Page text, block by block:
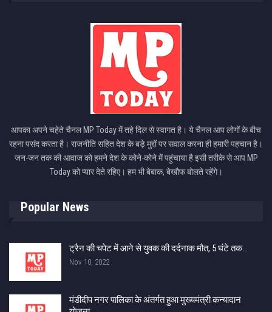
आपका अपने चहेते चैनल MP Today में तहे दिल से स्वागत है। ये चैनल आप लोगों के बीच
रहना पसंद करता है। राजनीति सहित देश के बड़े मुद्दों पर सवाल करना ही हमारी पहचान है।
जन-जन तक की आवाज को हमने देश के कोने-कोने में पहुंचाया है इसी तरीके से आप MP
Today को प्यार देते रहिए। हम भी बेबाक, बेखौफ बोलते रहेंगे।
Popular News
ट्रैन की चपेट में आने से युवक की दर्दनाक मौत, 5 घंटे तक…
Nov 10, 2022
मंडीदीप नगर पालिका के अंतर्गत हुआ मुख्यमंत्री कन्यादान